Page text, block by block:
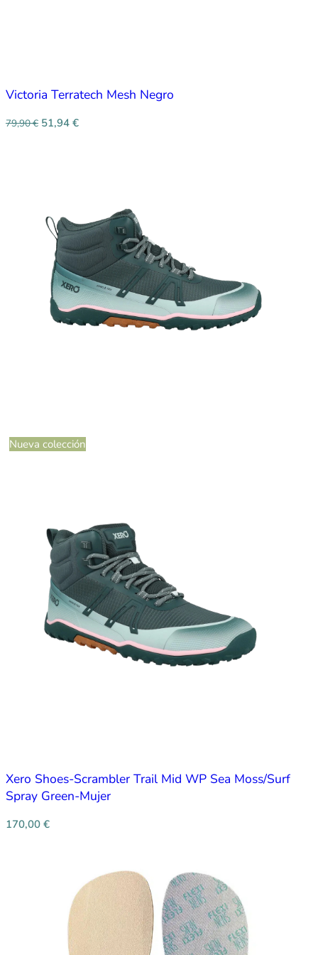
Victoria Terratech Mesh Negro
79,90€ 51,94 €
Nueva colección
Xero Shoes-Scrambler Trail Mid WP Sea Moss/Surf
Spray Green-Mujer
170,00 €